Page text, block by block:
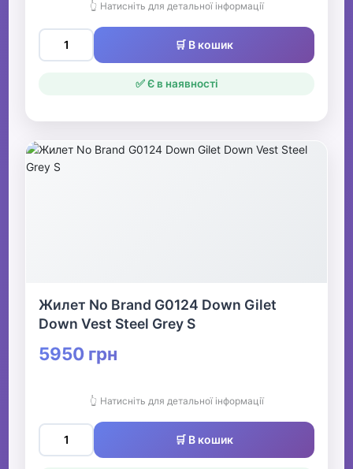
👆 Натисніть для детальної інформації
🛒 В кошик
✅ Є в наявності
Жилет No Brand G0124 Down Gilet
Down Vest Steel Grey S
5950 грн
👆 Натисніть для детальної інформації
🛒 В кошик